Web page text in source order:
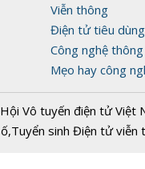
Viễn thông
Điện tử tiêu dùng
Công nghệ
Mẹo hay công
Hội Vô tuyến điện tử Việt
,Tuyển sinh Điện tử viễn